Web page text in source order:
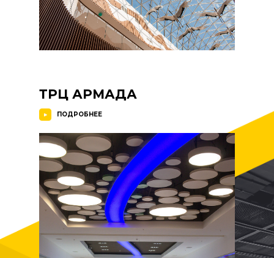
ПОДРОБНЕЕ
ТРЦ АРМАДА